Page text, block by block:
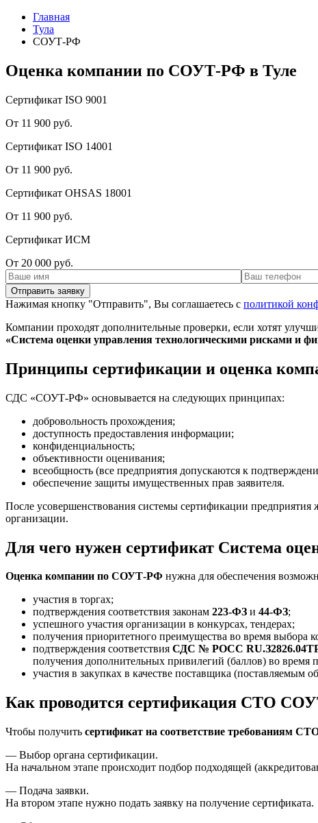
Главная
Тула
СОУТ-РФ
Оценка компании по СОУТ-РФ в Туле
Сертификат ISO 9001
От 11 900 руб.
Сертификат ISO 14001
От 11 900 руб.
Сертификат OHSAS 18001
От 11 900 руб.
Сертификат ИСМ
От 20 000 руб.
Нажимая кнопку "Отправить", Вы соглашаетесь с политикой
Компании проходят дополнительные проверки, если хотят
«Система оценки управления технологическими рисками и
Принципы сертификации и оценка
СДС «СОУТ-РФ» основывается на следующих принципах:
добровольность прохождения;
доступность предоставления информации;
конфиденциальность;
объективности оценивания;
всеобщность (все предприятия допускаются к
обеспечение защиты имущественных прав заявителя.
После усовершенствования системы сертификации
организации.
Для чего нужен сертификат Система
Оценка компании по СОУТ-РФ нужна для обеспечения
участия в торгах;
подтверждения соответствия законам 223-ФЗ и 44-ФЗ;
успешного участия организации в конкурсах, тендерах;
получения приоритетного преимущества во время
подтверждения соответствия СДС № РОСС
получения дополнительных привилегий (баллов) во время
участия в закупках в качестве поставщика (поставляемым
Как проводится сертификация СТО
Чтобы получить сертификат на соответствие требованиям
— Выбор органа сертификации.
На начальном этапе происходит подбор подходящей
— Подача заявки.
На втором этапе нужно подать заявку на получение сертификата.